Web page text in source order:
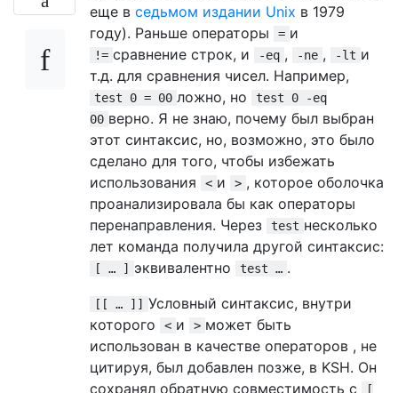
еще в седьмом издании Unix в 1979
году). Раньше операторы
= и
!= сравнение строк, и -eq , -ne , -lt и
т.д. для сравнения чисел. Например,
test 0 = 00 ложно, но
test 0 -eq
00 верно. Я не знаю, почему был выбран
этот синтаксис, но, возможно, это было
сделано для того, чтобы избежать
использования
< и > , которое оболочка
проанализировала бы как операторы
перенаправления. Через
test несколько
лет команда получила другой синтаксис:
[ … ] эквивалентно test … .
[[ … ]] Условный синтаксис, внутри
которого
< и > может быть
использован в качестве операторов , не
цитируя, был добавлен позже, в KSH. Он
сохранял обратную совместимость с
[